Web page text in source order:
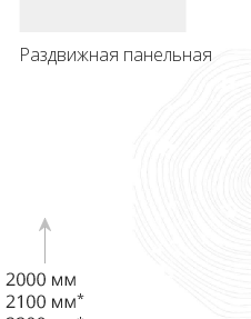
Раздвижная панельная